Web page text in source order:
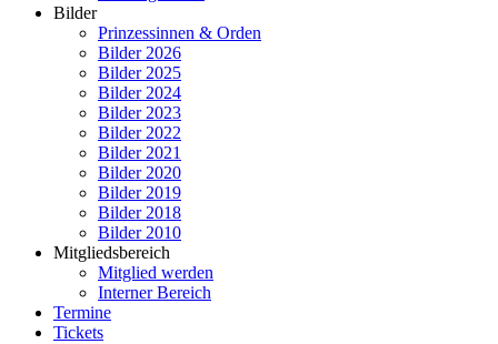
Bilder
Prinzessinnen & Orden
Bilder 2026
Bilder 2025
Bilder 2024
Bilder 2023
Bilder 2022
Bilder 2021
Bilder 2020
Bilder 2019
Bilder 2018
Bilder 2010
Mitgliedsbereich
Mitglied werden
Interner Bereich
Termine
Tickets